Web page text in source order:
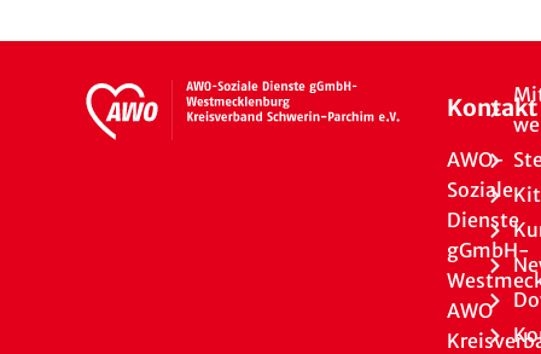
Kontakt
AWO-
Soziale
Dienste
gGmbH-
AWO